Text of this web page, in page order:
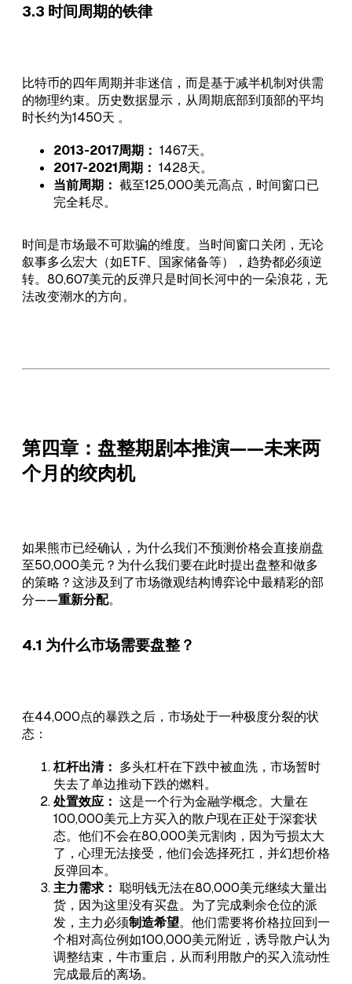
3.3 时间周期的铁律
比特币的四年周期并非迷信，而是基于减半机制对供需
的物理约束。历史数据显示，从周期底部到顶部的平均
时长约为1450天 。
2013-2017周期： 1467天。
2017-2021周期： 1428天。
当前周期： 截至125,000美元高点，时间窗口已
完全耗尽。
时间是市场最不可欺骗的维度。当时间窗口关闭，无论
叙事多么宏大（如ETF、国家储备等），趋势都必须逆
转。80,607美元的反弹只是时间长河中的一朵浪花，无
法改变潮水的方向。
第四章：盘整期剧本推演——未来两
个月的绞肉机
如果熊市已经确认，为什么我们不预测价格会直接崩盘
至50,000美元？为什么我们要在此时提出盘整和做多
的策略？这涉及到了市场微观结构博弈论中最精彩的部
分——重新分配。
4.1 为什么市场需要盘整？
在44,000点的暴跌之后，市场处于一种极度分裂的状
态：
杠杆出清： 多头杠杆在下跌中被血洗，市场暂时
失去了单边推动下跌的燃料。
处置效应： 这是一个行为金融学概念。大量在
100,000美元上方买入的散户现在正处于深套状
态。他们不会在80,000美元割肉，因为亏损太大
了，心理无法接受，他们会选择死扛，并幻想价格
反弹回本。
主力需求： 聪明钱无法在80,000美元继续大量出
货，因为这里没有买盘。为了完成剩余仓位的派
发，主力必须制造希望。他们需要将价格拉回到一
个相对高位例如100,000美元附近，诱导散户认为
调整结束，牛市重启，从而利用散户的买入流动性
完成最后的离场。